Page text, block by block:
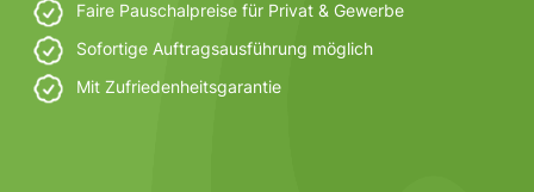
Faire Pauschalpreise für Privat & Gewerbe
Sofortige Auftragsausführung möglich
Mit Zufriedenheitsgarantie